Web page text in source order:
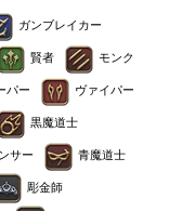
ガンブレイカー
賢者 モンク
パー ヴァイパー
黒魔道士
サー 青魔道士
彫金師